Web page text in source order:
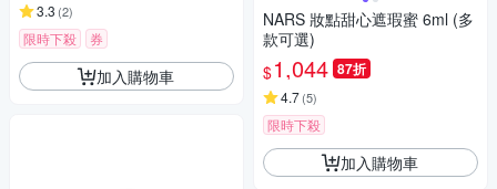
3.3 (2)
限時下殺 券
加入購物車
NARS 妝點甜心遮瑕蜜 6ml (多
款可選)
$1,044 87折
4.7(5)
限時下殺
加入購物車